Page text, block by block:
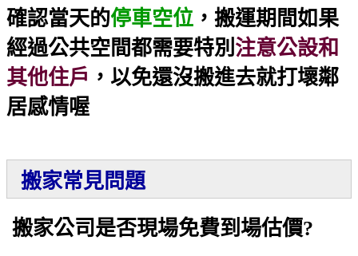
確認當天的停車空位 ，搬運期間如果
經過公共空間都需要特別注意公設和
其他住戶 ，以免還沒搬進去就打壞鄰
居感情喔
搬家常見問題
搬家公司是否現場免費到場估價?